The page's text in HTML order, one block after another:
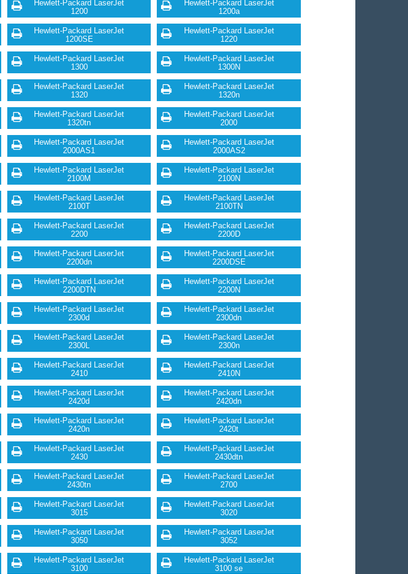
Hewlett-Packard LaserJet
1200
Hewlett-Packard LaserJet
1200a
Hewlett-Packard LaserJet
1200SE
Hewlett-Packard LaserJet
1220
Hewlett-Packard LaserJet
1300
Hewlett-Packard LaserJet
1300N
Hewlett-Packard LaserJet
1320
Hewlett-Packard LaserJet
1320n
Hewlett-Packard LaserJet
1320tn
Hewlett-Packard LaserJet
2000
Hewlett-Packard LaserJet
2000AS1
Hewlett-Packard LaserJet
2000AS2
Hewlett-Packard LaserJet
2100M
Hewlett-Packard LaserJet
2100N
Hewlett-Packard LaserJet
2100T
Hewlett-Packard LaserJet
2100TN
Hewlett-Packard LaserJet
2200
Hewlett-Packard LaserJet
2200D
Hewlett-Packard LaserJet
2200dn
Hewlett-Packard LaserJet
2200DSE
Hewlett-Packard LaserJet
2200DTN
Hewlett-Packard LaserJet
2200N
Hewlett-Packard LaserJet
2300d
Hewlett-Packard LaserJet
2300dn
Hewlett-Packard LaserJet
2300L
Hewlett-Packard LaserJet
2300n
Hewlett-Packard LaserJet
2410
Hewlett-Packard LaserJet
2410N
Hewlett-Packard LaserJet
2420d
Hewlett-Packard LaserJet
2420dn
Hewlett-Packard LaserJet
2420n
Hewlett-Packard LaserJet
2420t
Hewlett-Packard LaserJet
2430
Hewlett-Packard LaserJet
2430dtn
Hewlett-Packard LaserJet
2430tn
Hewlett-Packard LaserJet
2700
Hewlett-Packard LaserJet
3015
Hewlett-Packard LaserJet
3020
Hewlett-Packard LaserJet
3050
Hewlett-Packard LaserJet
3052
Hewlett-Packard LaserJet
3100
Hewlett-Packard LaserJet
3100 se